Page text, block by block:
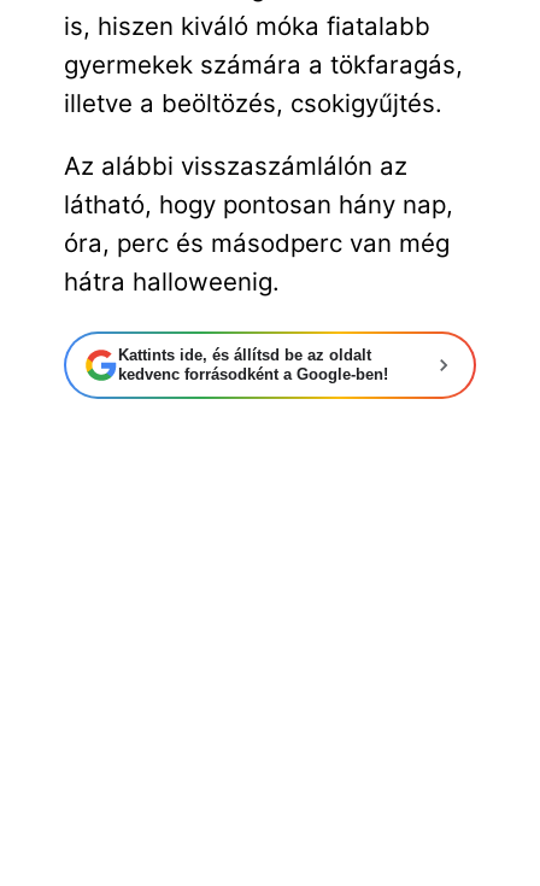
is, hiszen kiváló móka fiatalabb
gyermekek számára a tökfaragás,
illetve a beöltözés, csokigyűjtés.
Az alábbi visszaszámlálón az
látható, hogy pontosan hány nap,
óra, perc és másodperc van még
hátra halloweenig.
Kattints ide, és állítsd be az oldalt
kedvenc forrásodként a Google-ben!